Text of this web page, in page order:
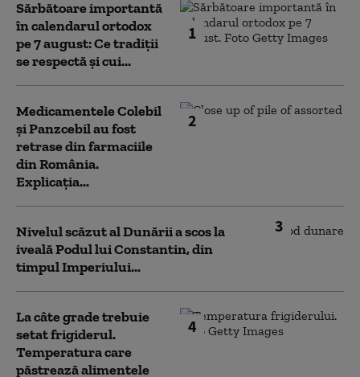
1
Sărbătoare importantă
în calendarul ortodox
pe 7 august: Ce tradiții
se respectă și cui...
2
Medicamentele Colebil
și Panzcebil au fost
retrase din farmaciile
din România.
Explicația...
3
Nivelul scăzut al Dunării a scos la
iveală Podul lui Constantin, din
timpul Imperiului...
4
La câte grade trebuie
setat frigiderul.
Temperatura care
păstrează alimentele